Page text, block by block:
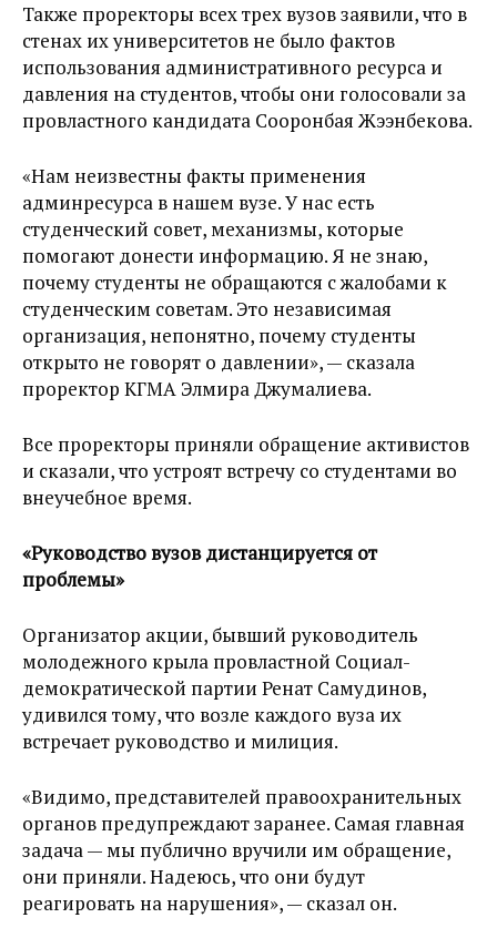
Также проректоры всех трех вузов заявили, что в
стенах их университетов не было фактов
использования административного ресурса и
давления на студентов, чтобы они голосовали за
провластного кандидата Сооронбая Жээнбекова.
«Нам неизвестны факты применения
админресурса в нашем вузе. У нас есть
студенческий совет, механизмы, которые
помогают донести информацию. Я не знаю,
почему студенты не обращаются с жалобами к
студенческим советам. Это независимая
организация, непонятно, почему студенты
открыто не говорят о давлении», — сказала
проректор КГМА Элмира Джумалиева.
Все проректоры приняли обращение активистов
и сказали, что устроят встречу со студентами во
внеучебное время.
«Руководство вузов дистанцируется от
проблемы»
Организатор акции, бывший руководитель
молодежного крыла провластной Социал-
демократической партии Ренат Самудинов,
удивился тому, что возле каждого вуза их
встречает руководство и милиция.
«Видимо, представителей правоохранительных
органов предупреждают заранее. Самая главная
задача — мы публично вручили им обращение,
они приняли. Надеюсь, что они будут
реагировать на нарушения», — сказал он.